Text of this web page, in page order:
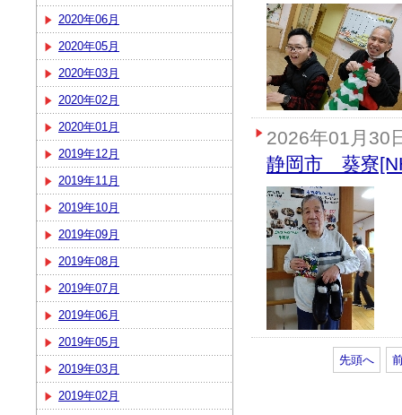
2020年06月
2020年05月
2020年03月
2020年02月
2020年01月
2019年12月
2019年11月
2019年10月
2019年09月
2019年08月
2019年07月
2019年06月
2019年05月
2019年03月
2019年02月
2026年01月30
静岡市 葵寮
先頭へ